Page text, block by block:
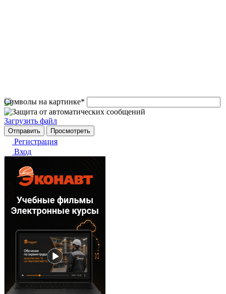
Символы на картинке*
Загрузить файл
Регистрация
Вход